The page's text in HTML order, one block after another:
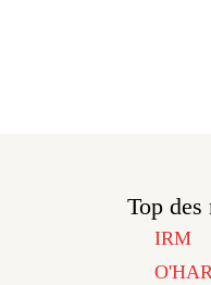
Top des
IRM